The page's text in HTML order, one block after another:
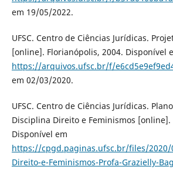
em 19/05/2022.
UFSC. Centro de Ciências Jurídicas.
[online]. Florianópolis, 2004. Disponível
https://arquivos.ufsc.br/f/
em 02/03/2020.
UFSC. Centro de Ciências Jurídicas.
Disciplina Direito e Feminismos [online].
Disponível em
https://cpgd.paginas.ufsc.br/files/2020/
Direito-e-Feminismos-Profa-Grazielly-